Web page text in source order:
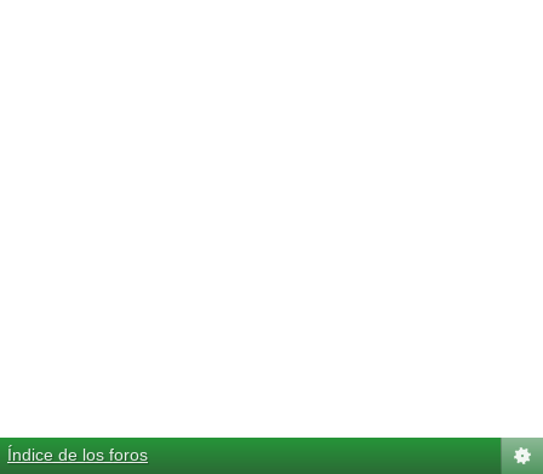
Índice de los foros